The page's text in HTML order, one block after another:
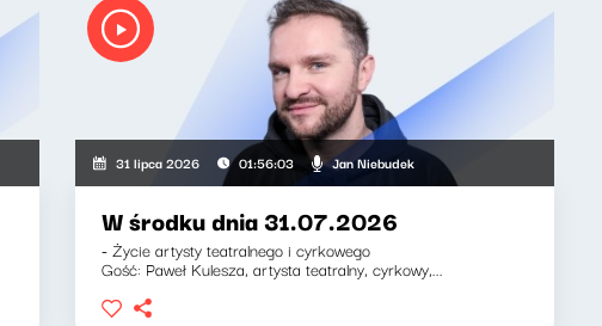
31 lipca 2026 01:56:03 Jan Niebudek
W środku dnia 31.07.2026
- Życie artysty teatralnego i cyrkowego
Gość: Paweł Kulesza, artysta teatralny, cyrkowy,...